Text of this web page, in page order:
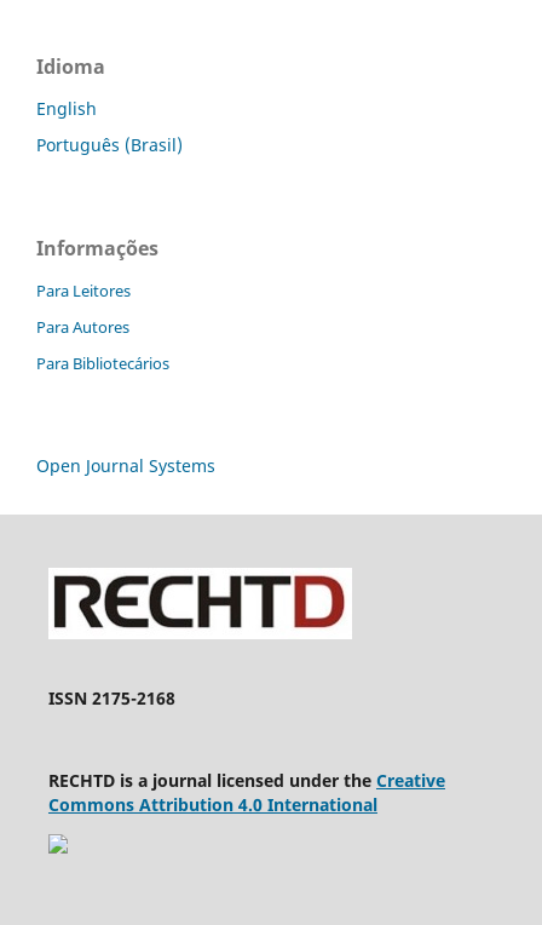
Idioma
English
Português (Brasil)
Informações
Para Leitores
Para Autores
Para Bibliotecários
Open Journal Systems
ISSN 2175-2168
RECHTD is a journal licensed under the Creative
Commons Attribution 4.0 International